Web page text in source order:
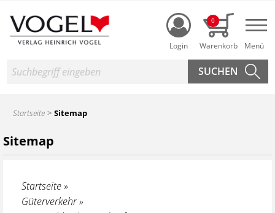
Login
0
Suche
Startseite Sitemap
Sitemap
Startseite »
Güterverkehr »